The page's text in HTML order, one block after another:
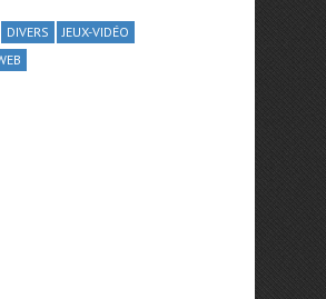
DIVERS
JEUX-VIDÉO